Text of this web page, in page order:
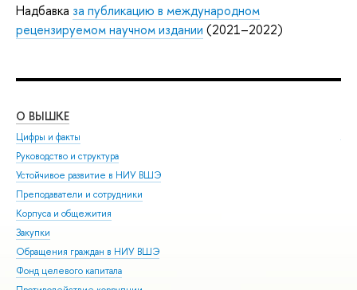
Надбавка за публикацию в международном
рецензируемом научном издании (2021–2022)
О ВЫШКЕ
Цифры и факты
Руководство и структура
Устойчивое развитие в НИУ ВШЭ
Преподаватели и сотрудники
Корпуса и общежития
Закупки
Обращения граждан в НИУ ВШЭ
Фонд целевого капитала